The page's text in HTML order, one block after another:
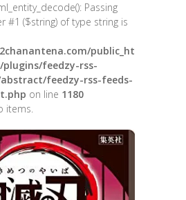
Passing
#1 ($string) of type string is
public_ht
feedzy-rss-
feedzy-rss-feeds-
on line 1180
items.